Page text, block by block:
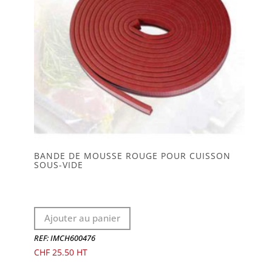
du
produit
BANDE DE MOUSSE ROUGE POUR CUISSON
SOUS-VIDE
Ajouter au panier
REF: IMCH600476
CHF25.50